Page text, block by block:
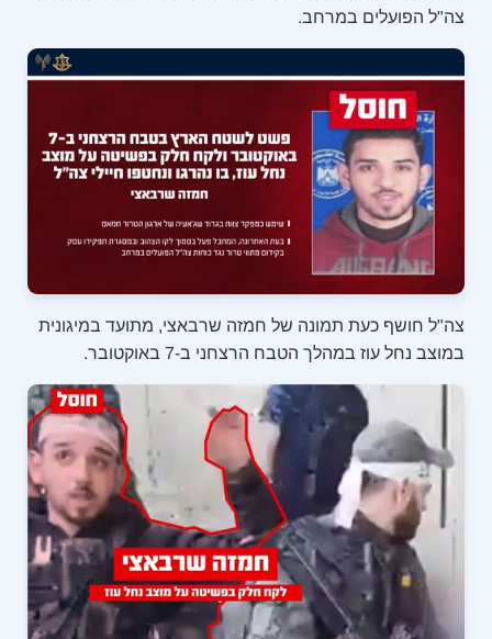
חמזה שרבאצי, מתועד במיגונית
ב-7 באוקטובר.